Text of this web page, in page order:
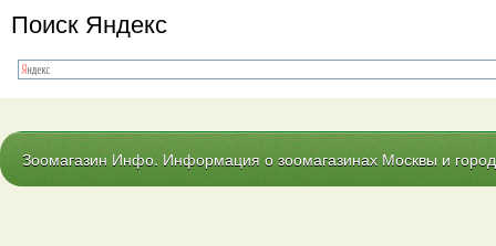
Поиск Яндекс
Зоомагазин Инфо. Информация о зоомагазинах Москвы и